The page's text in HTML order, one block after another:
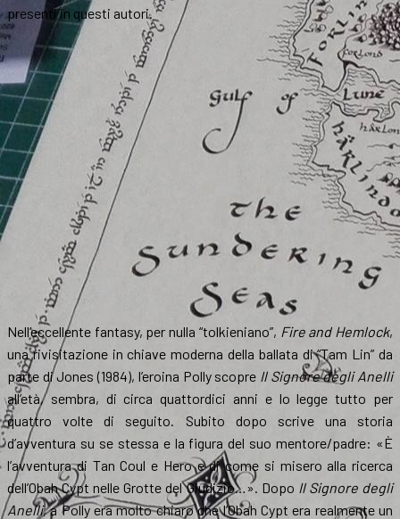
presenti in questi autori.
Nell’eccellente fantasy, per nulla “tolkieniano”, Fire and Hemlock,
una rivisitazione in chiave moderna della ballata di “Tam Lin” da
parte di Jones (1984), l’eroina Polly scopre Il Signore degli Anelli
all’età, sembra, di circa quattordici anni e lo legge tutto per
quattro volte di seguito. Subito dopo scrive una storia
d’avventura su se stessa e la figura del suo mentore/padre: «È
l’avventura di Tan Coul e Hero e di come si misero alla ricerca
dell’Obah Cypt nelle Grotte del Giudizio…». Dopo Il Signore degli
Anelli, a Polly era molto chiaro che l’Obah Cypt era realmente un